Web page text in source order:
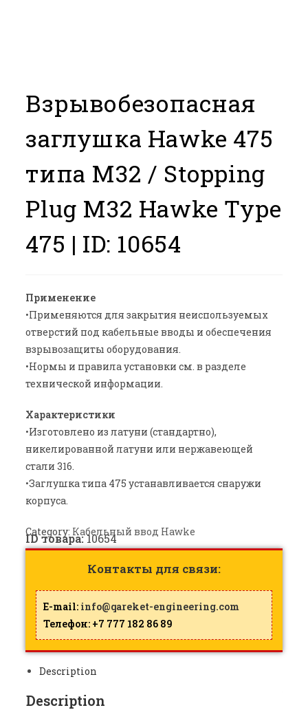
Взрывобезопасная
заглушка Hawke 475
типа M32 / Stopping
Plug M32 Hawke Type
475 | ID: 10654
Применение
•Применяются для закрытия неиспользуемых
отверстий под кабельные вводы и обеспечения
взрывозащиты оборудования.
•Нормы и правила установки см. в разделе
технической информации.
Характеристики
•Изготовлено из латуни (стандартно),
никелированной латуни или нержавеющей
стали 316.
•Заглушка типа 475 устанавливается снаружи
корпуса.
Category: Кабельный ввод Hawke
ID товара:10654
Контакты для связи:
E-mail: info@qareket-engineering.com
Телефон: +7 777 182 86 89
Description
Description